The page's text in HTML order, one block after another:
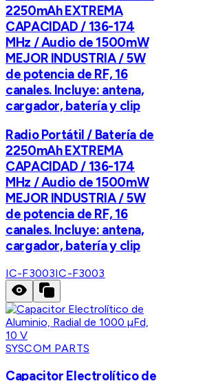
2250mAh EXTREMA
CAPACIDAD / 136-174
MHz / Audio de 1500mW
MEJOR INDUSTRIA / 5W
de potencia de RF, 16
canales. Incluye: antena,
cargador, batería y clip
Radio Portátil / Batería de
2250mAh EXTREMA
CAPACIDAD / 136-174
MHz / Audio de 1500mW
MEJOR INDUSTRIA / 5W
de potencia de RF, 16
canales. Incluye: antena,
cargador, batería y clip
IC-F3003IC-F3003
SYSCOM PARTS
Capacitor Electrolítico de